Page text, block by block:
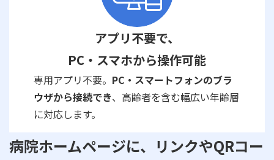
アプリ不要で、
PC・スマホから操作可能
専用アプリ不要。 PC・スマートフォンのブラ
ウザから接続でき、高齢者を含む幅広い年齢層
に対応します。
病院ホームページに、リンクやQRコー